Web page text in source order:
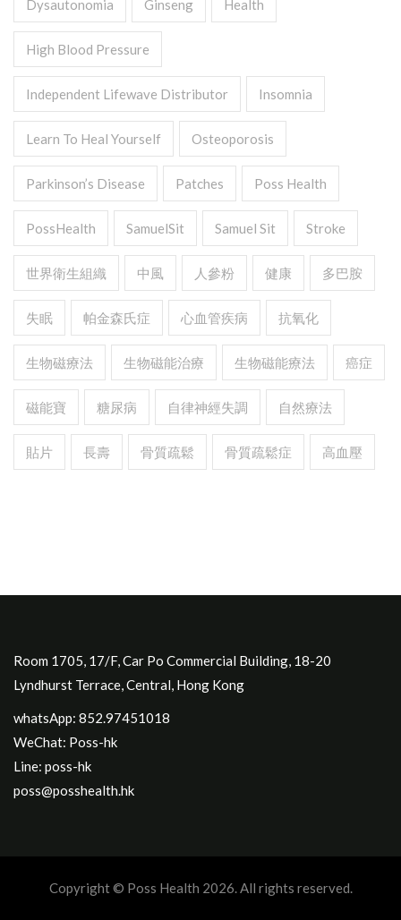
Dysautonomia Ginseng Health
High Blood Pressure
Independent Lifewave Distributor Insomnia
Learn To Heal Yourself Osteoporosis
Parkinson’s Disease Patches Poss Health
PossHealth SamuelSit Samuel Sit Stroke
世界衛生組織 中風 人參粉 健康 多巴胺
失眠 帕金森氏症 心血管疾病 抗氧化
生物磁療法 生物磁能治療 生物磁能療法 癌症
磁能寶 糖尿病 自律神經失調 自然療法
貼片 長壽 骨質疏鬆 骨質疏鬆症 高血壓
Room 1705, 17/F, Car Po Commercial Building, 18-20
Lyndhurst Terrace, Central, Hong Kong
whatsApp: 852.97451018
WeChat: Poss-hk
Line: poss-hk
poss@posshealth.hk
Copyright © Poss Health 2026. All rights reserved.